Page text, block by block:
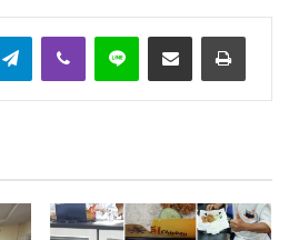
Telegram